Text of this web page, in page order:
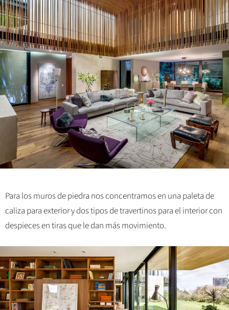
Para los muros de piedra nos concentramos en una paleta de
caliza para exterior y dos tipos de travertinos para el interior con
despieces en tiras que le dan más movimiento.